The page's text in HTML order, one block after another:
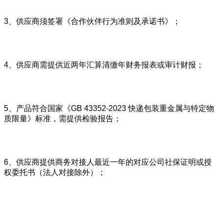
3、供应商须签署《合作伙伴行为准则及承诺书》；
4、供应商需提供近两年汇算清缴年财务报表或审计财报；
5、产品符合国家《GB 43352-2023 快递包装重金属与特定物
质限量》标准，需提供检验报告；
6、供应商提供商务对接人最近一年的对应公司社保证明或授
权委托书（法人对接除外）；